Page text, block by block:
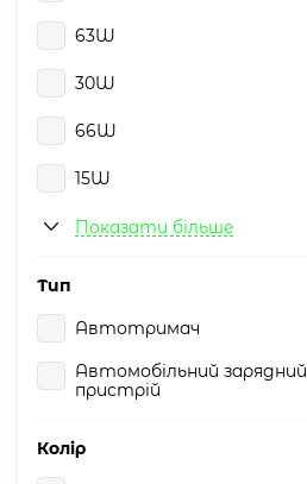
Показати більше
63W
30W
66W
15W
20W
Тип
Автотримач
Автомобільний зарядний
пристрій
Колір